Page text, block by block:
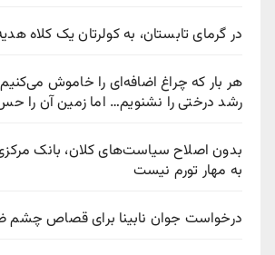
در گرمای تابستان، به کولرتان یک کلاه
هر بار که چراغ اضافه‌ای را خاموش
رشد درختی را نشنویم… اما زمین آن را
بدون اصلاح سیاست‌های کلان، بانک مرکزی
به مهار تورم نیست
درخواست جوان نابینا برای قصاص چشم